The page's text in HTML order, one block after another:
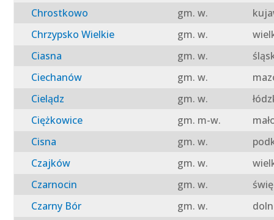
Chrostkowo
gm. w.
Chrzypsko Wielkie
gm. w.
Ciasna
gm. w.
Ciechanów
gm. w.
Cielądz
gm. w.
Ciężkowice
gm. m-w.
Cisna
gm. w.
Czajków
gm. w.
Czarnocin
gm. w.
Czarny Bór
gm. w.